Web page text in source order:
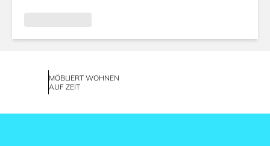
MÖBLIERT WOHNEN
AUF ZEIT